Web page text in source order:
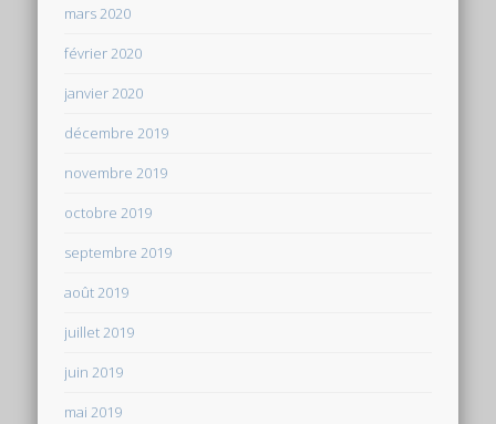
mars 2020
février 2020
janvier 2020
décembre 2019
novembre 2019
octobre 2019
septembre 2019
août 2019
juillet 2019
juin 2019
mai 2019